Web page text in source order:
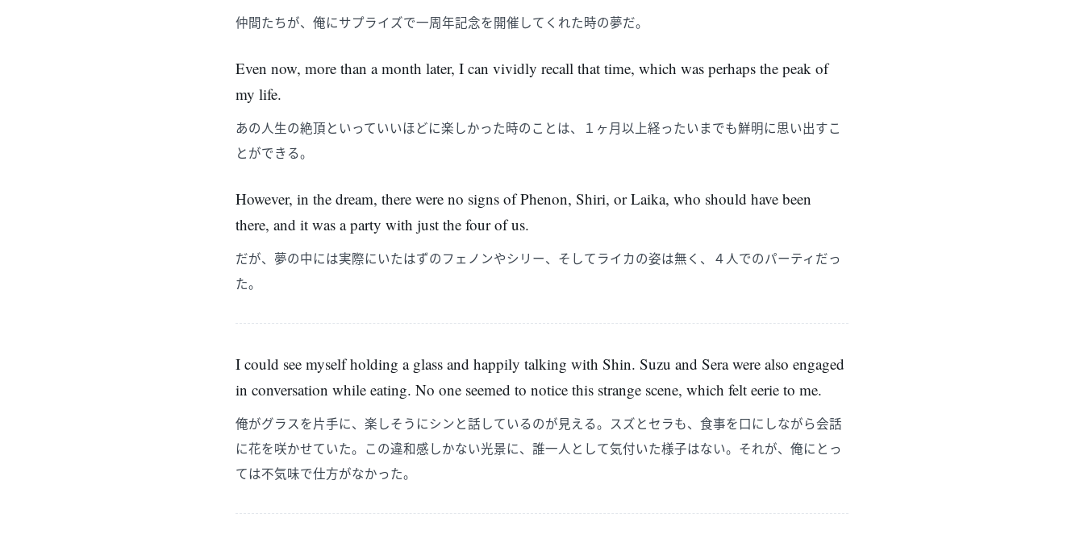
仲間たちが、俺にサプライズで一周年記念を開催してくれた時の夢だ。
Even now, more than a month later, I can vividly recall that time, which was perhaps the peak of
my life.
あの人生の絶頂といっていいほどに楽しかった時のことは、１ヶ月以上経ったいまでも鮮明に思い出すこ
とができる。
However, in the dream, there were no signs of Phenon, Shiri, or Laika, who should have been
there, and it was a party with just the four of us.
だが、夢の中には実際にいたはずのフェノンやシリー、そしてライカの姿は無く、４人でのパーティだっ
た。
I could see myself holding a glass and happily talking with Shin. Suzu and Sera were also engaged
in conversation while eating. No one seemed to notice this strange scene, which felt eerie to me.
俺がグラスを片手に、楽しそうにシンと話しているのが見える。スズとセラも、食事を口にしながら会話
に花を咲かせていた。この違和感しかない光景に、誰一人として気付いた様子はない。それが、俺にとっ
ては不気味で仕方がなかった。